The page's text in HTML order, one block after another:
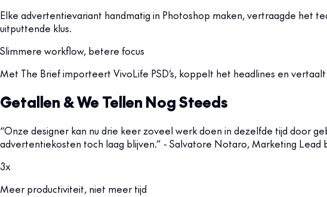
Elke advertentievariant handmatig in Photoshop maken, vertraagde het
uitputtende klus.
Slimmere workflow, betere focus
Met The Brief importeert VivoLife PSD’s, koppelt het headlines en
Getallen & We Tellen Nog Steeds
“Onze designer kan nu drie keer zoveel werk doen in dezelfde tijd door
advertentiekosten toch laag blijven.” - Salvatore Notaro, Marketing Lead
3x
Meer productiviteit, niet meer tijd